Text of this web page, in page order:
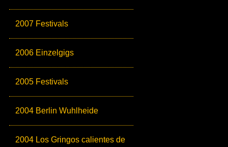
2007 Festivals
2006 Einzelgigs
2005 Festivals
2004 Berlin Wuhlheide
2004 Los Gringos calientes de